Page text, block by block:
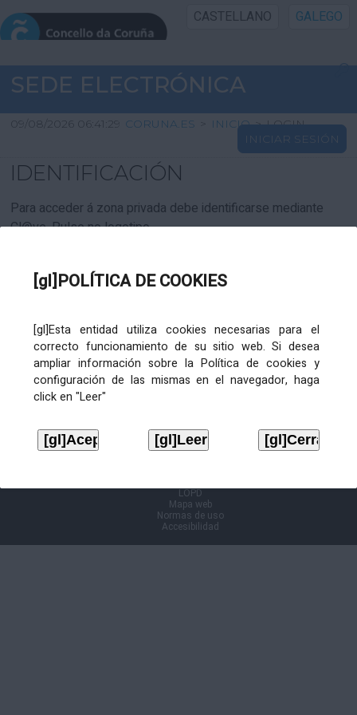
[gl]POLÍTICA DE COOKIES
[gl]Esta entidad utiliza cookies necesarias para el
correcto funcionamiento de su sitio web. Si desea
ampliar información sobre la Política de cookies y
configuración de las mismas en el navegador, haga
click en "Leer"
CASTELLANO GALEGO
INICIO SEDE
INICIO
INFORMACIÓN PÚBLICA
CARTAFOL CIDADÁN
SEDE ELECTRÓNICA
09/08/2026 06:41:29 CORUNA.ES > INICIO > LOGIN
INICIAR SESIÓN
IDENTIFICACIÓN
Para acceder á zona privada debe identificarse mediante
Cl@ve. Pulse no logotipo
LOPD
Mapa web
Normas de uso
Accesibilidad